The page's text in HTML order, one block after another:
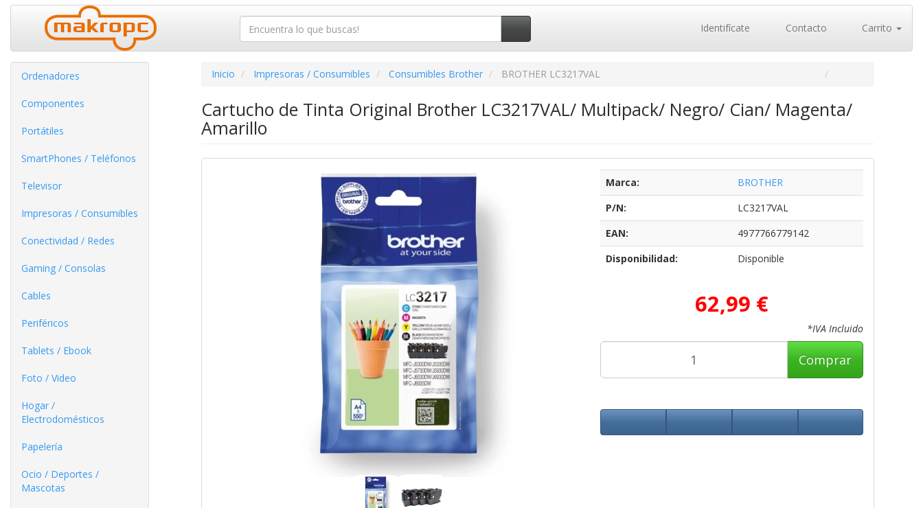
Identifícate Contacto Carrito
Ordenadores
Componentes
Portátiles
SmartPhones / Teléfonos
Televisor
Impresoras / Consumibles
Conectividad / Redes
Gaming / Consolas
Cables
Periféricos
Tablets / Ebook
Foto / Video
Hogar /
Electrodomésticos
Papelería
Ocio / Deportes /
Mascotas
Inicio Impresoras / Consumibles Consumibles Brother BROTHER LC3217VAL
Cartucho de Tinta Original Brother LC3217VAL/ Multipack/ Negro/ Cian/ Magenta/
Amarillo
Marca:
BROTHER
P/N:
LC3217VAL
EAN:
4977766779142
Disponibilidad:
Disponible
62,99 €
*IVA Incluido
Comprar